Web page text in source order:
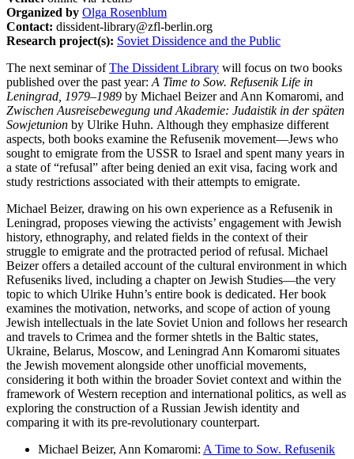
Organized by Olga Rosenblum
Contact: dissident-library@zfl-berlin.org
Research project(s): Soviet Dissidence and the Public
The next seminar ofThe Dissident Library will focus on two books
published over the past year: A Time to Sow. Refusenik Life in
Leningrad, 1979–1989 by Michael Beizer and Ann Komaromi, and
Zwischen Ausreisebewegung und Akademie: Judaistik in der späten
Sowjetunion by Ulrike Huhn. Although they emphasize different
aspects, both books examine the Refusenik movement—Jews who
sought to emigrate from the USSR to Israel and spent many years in
a state of “refusal” after being denied an exit visa, facing work and
study restrictions associated with their attempts to emigrate.
Michael Beizer, drawing on his own experience as a Refusenik in
Leningrad, proposes viewing the activists’ engagement with Jewish
history, ethnography, and related fields in the context of their
struggle to emigrate and the protracted period of refusal. Michael
Beizeroffers a detailed account of the cultural environment in which
Refuseniks lived, including a chapter on Jewish Studies—the very
topic to which Ulrike Huhn’s entire book is dedicated. Her book
examines the motivation, networks, and scope of action of young
Jewish intellectuals in the late Soviet Union and follows her research
and travels to Crimea and the former shtetls in the Baltic states,
Ukraine, Belarus, Moscow, and Leningrad Ann Komaromi situates
the Jewish movement alongside other unofficial movements,
considering it both within the broader Soviet context and within the
framework of Western reception and international politics, as well as
exploring the construction of a Russian Jewish identity and
comparing it with its pre-revolutionary counterpart.
Michael Beizer, Ann Komaromi: A Time to Sow. Refusenik